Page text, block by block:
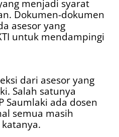
menjadi syarat
Dokumen-dokumen
asesor yang
untuk mendampingi
dari asesor yang
Salah satunya
Saumlaki ada dosen
semua masih